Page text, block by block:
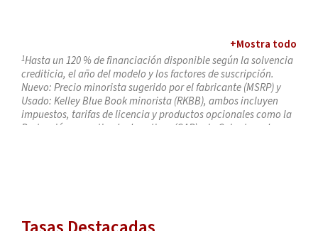
+Mostra todo
1Hasta un 120 % de financiación disponible según la solvencia
crediticia, el año del modelo y los factores de suscripción.
Nuevo: Precio minorista sugerido por el fabricante (MSRP) y
Usado: Kelley Blue Book minorista (RKBB), ambos incluyen
impuestos, tarifas de licencia y productos opcionales como la
Protección garantizada de activos (GAP) o la Cobertura de
préstamos y se aplican a 2023 o modelos de vehículos más